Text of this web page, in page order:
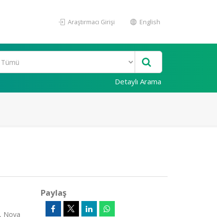
Araştırmacı Girişi English
Detaylı Arama
Nova
Paylaş